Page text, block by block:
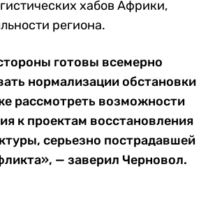
хабов Африки,
региона.
готовы всемерно
нормализации обстановки
рассмотреть возможности
к проектам восстановления
серьезно пострадавшей
— заверил Черновол.